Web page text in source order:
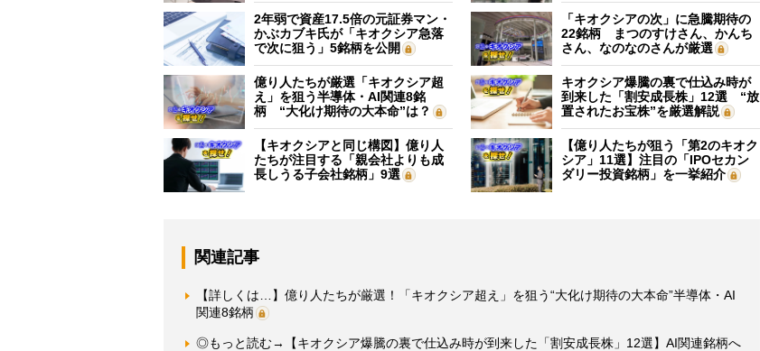
2年弱で資産17.5倍の元証券マン・
かぶカブキ氏が「キオクシア急落
で次に狙う」5銘柄を公開
「キオクシアの次」に急騰期待の
22銘柄 まつのすけさん、かんち
さん、なのなのさんが厳選
億り人たちが厳選「キオクシア超
え」を狙う半導体・AI関連8銘
柄 “大化け期待の大本命”は？
キオクシア爆騰の裏で仕込み時が
到来した「割安成長株」12選 “放
置されたお宝株”を厳選解説
【キオクシアと同じ構図】億り人
たちが注目する「親会社よりも成
長しうる子会社銘柄」9選
【億り人たちが狙う「第2のキオク
シア」11選】注目の「IPOセカン
ダリー投資銘柄」を一挙紹介
関連記事
【詳しくは…】億り人たちが厳選！「キオクシア超え」を狙う“大化け期待の大本命”半導体・AI
関連8銘柄
◎もっと読む→【キオクシア爆騰の裏で仕込み時が到来した「割安成長株」12選】AI関連銘柄へ